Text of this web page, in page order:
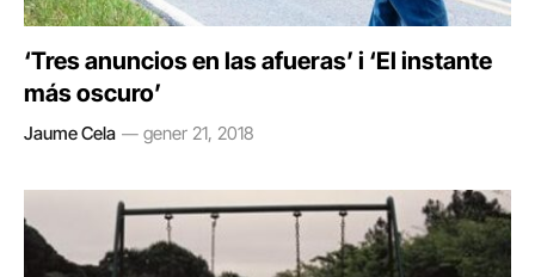
‘Tres anuncios en las afueras’ i ‘El instante
más oscuro’
Jaume Cela gener 21, 2018